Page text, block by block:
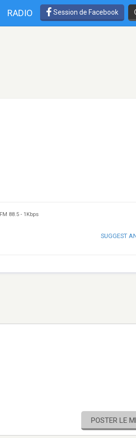
RADIO Session de Facebook
FM 88.5- 1Kbps
SUGGEST
POSTER LE